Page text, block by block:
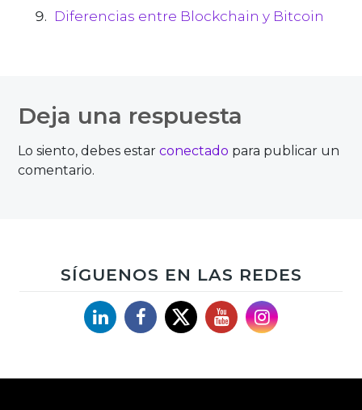
Diferencias entre Blockchain y Bitcoin
Deja una respuesta
Lo siento, debes estarconectado para publicar un
comentario.
SÍGUENOS EN LAS REDES
LinkedinFacebook
X YouTubeInstagram